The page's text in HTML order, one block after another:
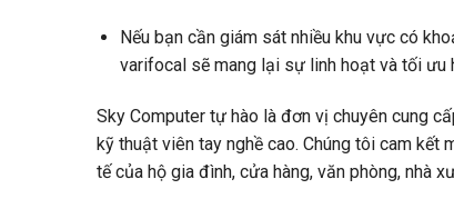
Nếu bạn cần giám sát nhiều khu vực có
varifocal sẽ mang lại sự linh hoạt và tối ưu
Sky Computer tự hào là đơn vị chuyên cung
kỹ thuật viên tay nghề cao. Chúng tôi cam kết
tế của hộ gia đình, cửa hàng, văn phòng, nhà